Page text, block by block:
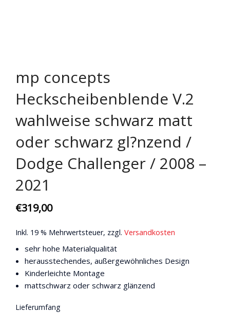
mp concepts
Heckscheibenblende V.2
wahlweise schwarz matt
oder schwarz gl?nzend /
Dodge Challenger / 2008 –
2021
€319,00
Inkl. 19 % Mehrwertsteuer, zzgl. Versandkosten
sehr hohe Materialqualität
herausstechendes, außergewöhnliches Design
Kinderleichte Montage
mattschwarz oder schwarz glänzend
Lieferumfang